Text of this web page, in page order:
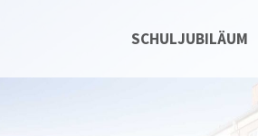
SCHULJUBILÄUM